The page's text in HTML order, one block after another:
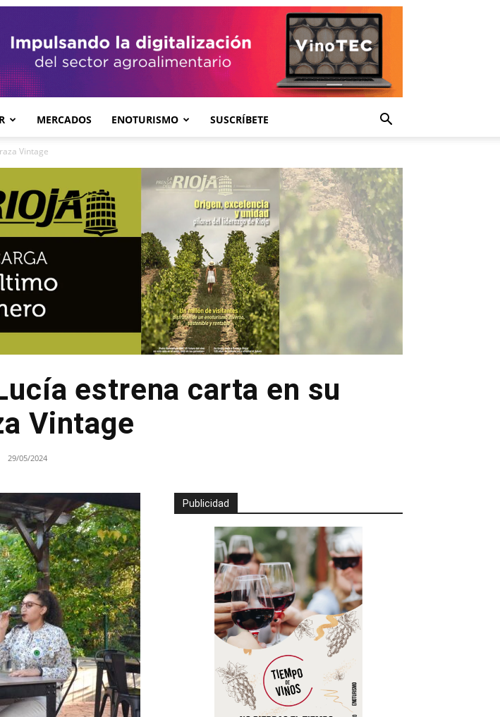
MERCADOS ENOTURISMO SUSCRÍBETE
Vintage
estrena carta en su
Vintage
29/05/2024
Publicidad